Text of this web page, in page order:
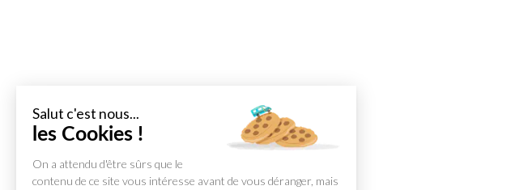
Salut c'est nous...
les Cookies !
On a attendu d'être sûrs que le
contenu de ce site vous intéresse avant de vous déranger, mais